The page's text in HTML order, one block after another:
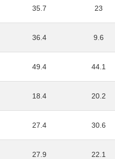
35.7 23
36.4 9.6
49.4 44.1
18.4 20.2
27.4 30.6
27.9 22.1